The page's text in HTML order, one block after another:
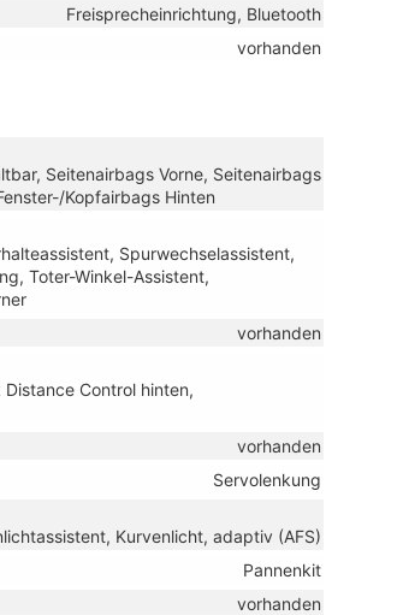
Freisprecheinrichtung, Bluetooth
vorhanden
Seitenairbags Vorne, Seitenairbags
Kopfairbags Hinten
Spurwechselassistent,
Toter-Winkel-Assistent,
vorhanden
Control hinten,
vorhanden
Servolenkung
Kurvenlicht, adaptiv (AFS)
Pannenkit
vorhanden